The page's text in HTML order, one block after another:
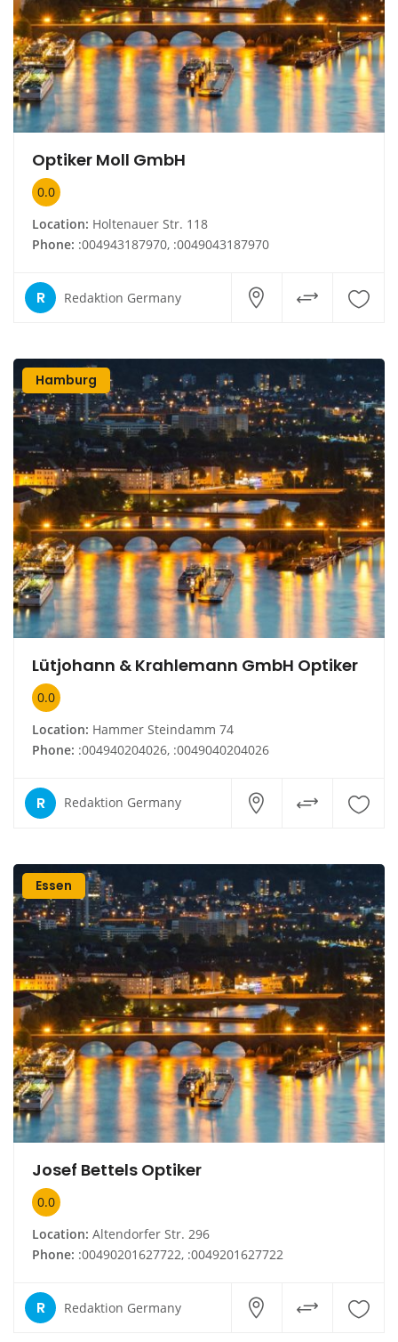
Optiker Moll GmbH
0.0
Location: Holtenauer Str. 118
Phone: :004943187970, :0049043187970
R Redaktion Germany
Hamburg
Lütjohann & Krahlemann GmbH Optiker
0.0
Location: Hammer Steindamm 74
Phone: :004940204026, :0049040204026
R Redaktion Germany
Essen
Josef Bettels Optiker
0.0
Location: Altendorfer Str. 296
Phone: :00490201627722, :0049201627722
R Redaktion Germany